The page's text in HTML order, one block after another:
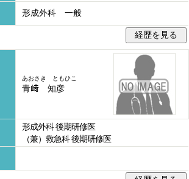
形成外科 一般
あおさき ともひこ
青﨑 知彦
形成外科 後期研修医
（兼）救急科 後期研修医